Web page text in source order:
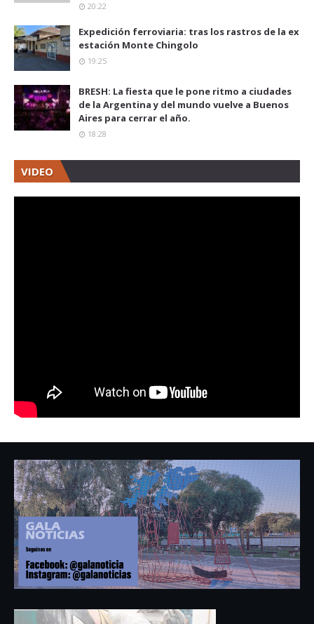
20:22
Expedición ferroviaria: tras los rastros de la ex
estación Monte Chingolo
19:25
BRESH: La fiesta que le pone ritmo a ciudades
de la Argentina y del mundo vuelve a Buenos
Aires para cerrar el año.
18:28
VIDEO